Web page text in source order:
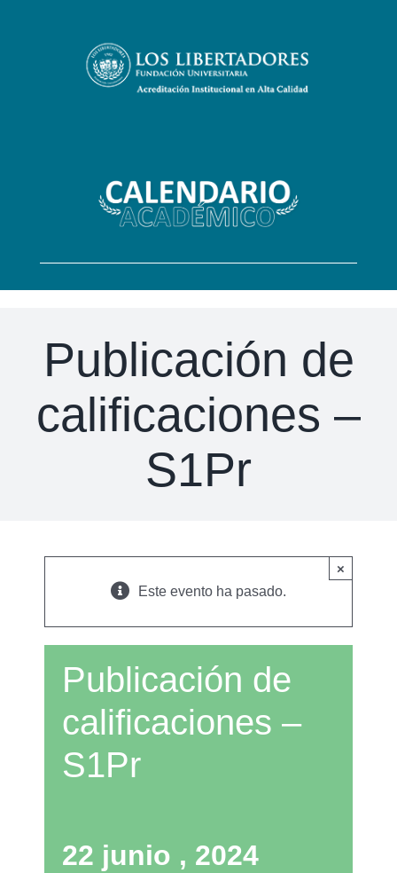
Publicación de
calificaciones –
S1Pr
×
Este evento ha pasado.
Publicación de
calificaciones –
S1Pr
22 junio , 2024